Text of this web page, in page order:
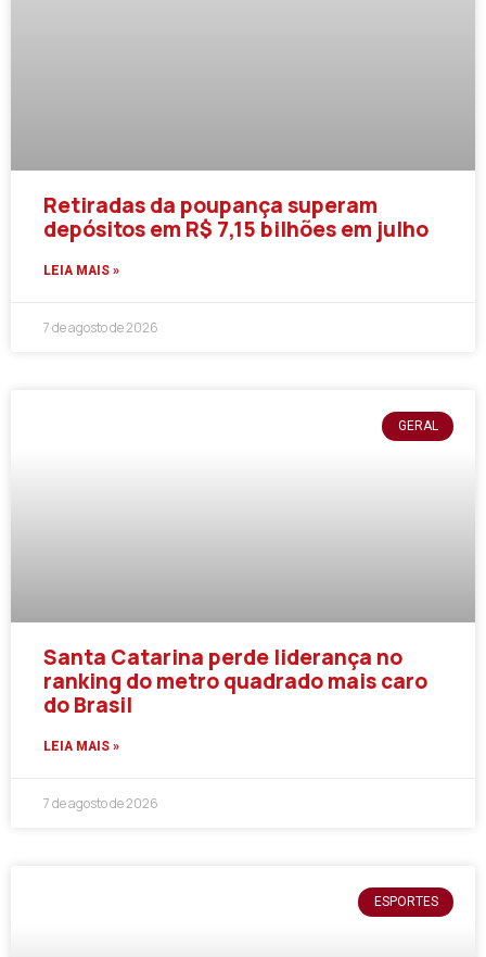
Retiradas da poupança superam
depósitos em R$ 7,15 bilhões em julho
LEIA MAIS »
7 de agosto de 2026
GERAL
Santa Catarina perde liderança no
ranking do metro quadrado mais caro
do Brasil
LEIA MAIS »
7 de agosto de 2026
ESPORTES